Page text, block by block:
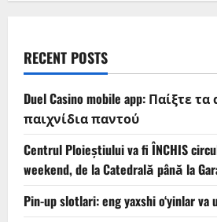
RECENT POSTS
Duel Casino mobile app: Παίξτε
παιχνίδια παντού
Centrul Ploieștiului va fi ÎNCHIS
weekend, de la Catedrală până la
Pin-up slotlari: eng yaxshi o‘yinlar